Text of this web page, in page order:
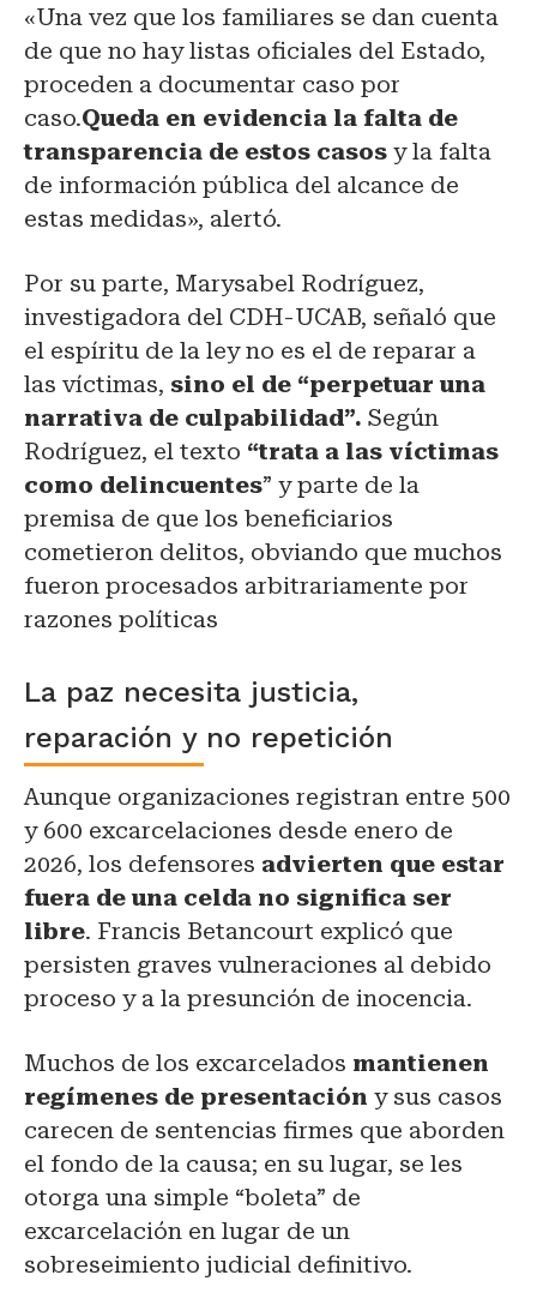
«Una vez que los familiares se dan cuenta
de que no hay listas oficiales del Estado,
proceden a documentar caso por
caso.Queda en evidencia la falta de
transparencia de estos casos y la falta
de información pública del alcance de
estas medidas», alertó.
Por su parte, Marysabel Rodríguez,
investigadora del CDH-UCAB, señaló que
el espíritu de la ley no es el de reparar a
las víctimas, sino el de “perpetuar una
narrativa de culpabilidad”. Según
Rodríguez, el texto “trata a las víctimas
como delincuentes” y parte de la
premisa de que los beneficiarios
cometieron delitos, obviando que muchos
fueron procesados arbitrariamente por
razones políticas
La paz necesita justicia,
reparación y no repetición
Aunque organizaciones registran entre 500
y 600 excarcelaciones desde enero de
2026, los defensores advierten que estar
fuera de una celda no significa ser
libre. Francis Betancourt explicó que
persisten graves vulneraciones al debido
proceso y a la presunción de inocencia.
Muchos de los excarcelados mantienen
regímenes de presentación y sus casos
carecen de sentencias firmes que aborden
el fondo de la causa; en su lugar, se les
otorga una simple “boleta” de
excarcelación en lugar de un
sobreseimiento judicial definitivo.